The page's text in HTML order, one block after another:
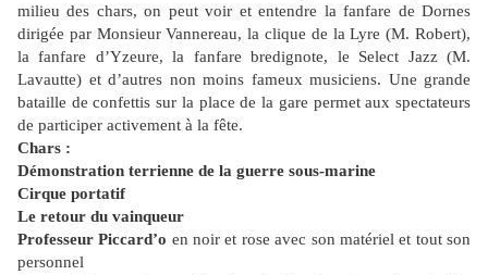
milieu des chars, on peut voir et entendre la fanfare de Dornes
dirigée par Monsieur Vannereau, la clique de la Lyre (M. Robert),
la fanfare d’Yzeure, la fanfare bredignote, le Select Jazz (M.
Lavautte) et d’autres non moins fameux musiciens. Une grande
bataille de confettis sur la place de la gare permet aux spectateurs
de participer activement à la fête.
Chars :
Démonstration terrienne de la guerre sous-marine
Cirque portatif
Le retour du vainqueur
Professeur Piccard’o en noir et rose avec son matériel et tout son
personnel